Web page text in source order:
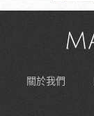
關於我們